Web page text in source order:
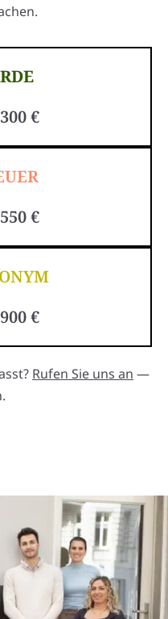
€
€
€
Rufen Sie uns an —